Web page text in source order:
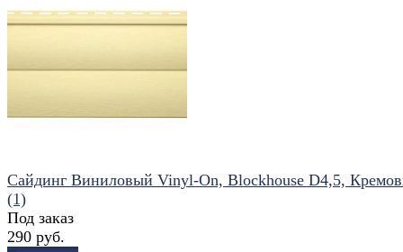
Сайдинг Виниловый Vinyl-On, Blockhouse D4,5,
(1)
Под заказ
290 руб.